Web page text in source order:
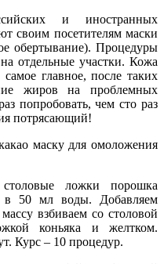
и иностранных
своим посетителям маски
обертывание). Процедуры
отдельные участки. Кожа
главное, после таких
жиров на проблемных
попробовать, чем сто раз
потрясающий!
маску для омоложения
ложки порошка
в 50 мл воды. Добавляем
взбиваем со столовой
коньяка и желтком.
Курс – 10 процедур.